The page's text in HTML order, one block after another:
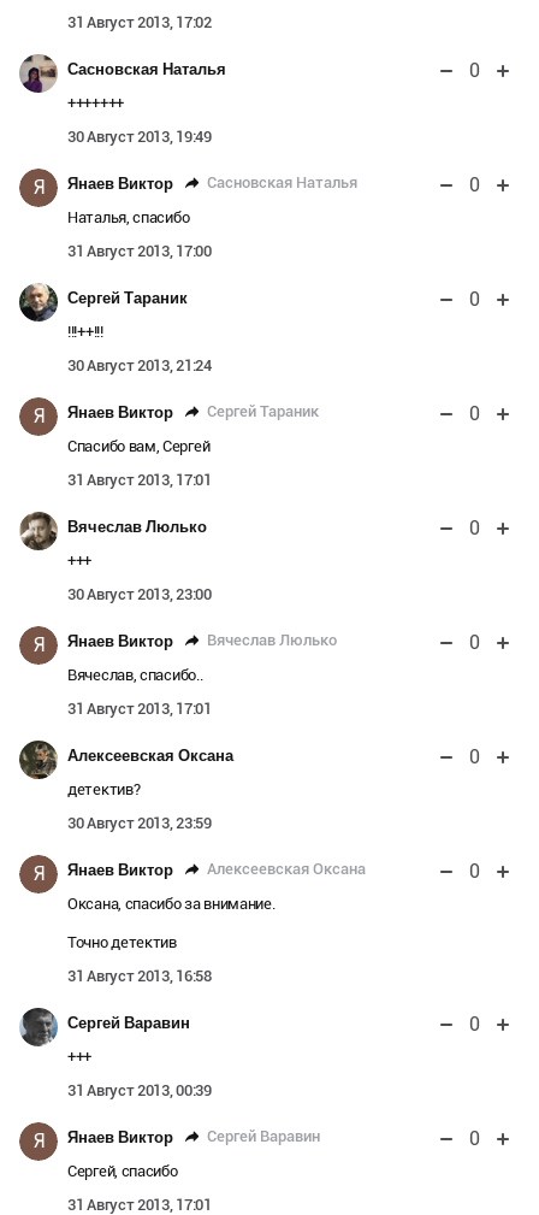
31 Август 2013, 17:02
Сасновская Наталья 0
+++++++
30 Август 2013, 19:49
Я Янаев Виктор Сасновская Наталья 0
Наталья, спасибо
31 Август 2013, 17:00
Сергей Тараник 0
!!!++!!!
30 Август 2013, 21:24
Я Янаев Виктор Сергей Тараник 0
Спасибо вам, Сергей
31 Август 2013, 17:01
Вячеслав Люлько 0
+++
30 Август 2013, 23:00
Я Янаев Виктор Вячеслав Люлько 0
Вячеслав, спасибо..
31 Август 2013, 17:01
Алексеевская Оксана 0
детектив?
30 Август 2013, 23:59
Я Янаев Виктор Алексеевская Оксана 0
Оксана, спасибо за внимание.
Точно детектив
31 Август 2013, 16:58
Сергей Варавин 0
+++
31 Август 2013, 00:39
Я Янаев Виктор Сергей Варавин 0
Сергей, спасибо
31 Август 2013, 17:01